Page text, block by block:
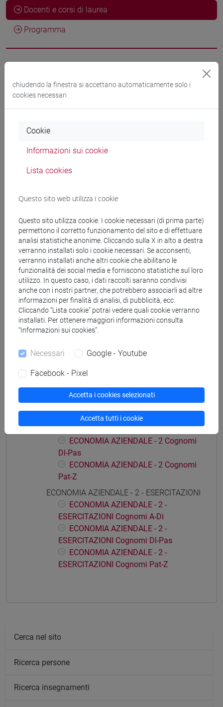
Docenti e corsi di laurea
Programma
VAIA Giovanni
Materiali didattici
Corsi di studio e percorsi
[ET11] ECONOMIA AZIENDALE - Laurea
economia aziendale
Struttura generale dell'insegnamento
ECONOMIA AZIENDALE
ECONOMIA AZIENDALE - 1
ECONOMIA AZIENDALE - 1 Cognomi
ECONOMIA AZIENDALE - 1 Cognomi
ECONOMIA AZIENDALE - 1 Cognomi
Pat-Z
ECONOMIA AZIENDALE - 2
ECONOMIA AZIENDALE - 2 Cognomi
A-Di
ECONOMIA AZIENDALE - 2 Cognomi
Dl-Pas
ECONOMIA AZIENDALE - 2 Cognomi
Pat-Z
ECONOMIA AZIENDALE - 2 - ESERCITAZIONI
ECONOMIA AZIENDALE - 2 -
ESERCITAZIONI Cognomi A-Di
ECONOMIA AZIENDALE - 2 -
ESERCITAZIONI Cognomi Dl-Pas
ECONOMIA AZIENDALE - 2 -
ESERCITAZIONI Cognomi Pat-Z
Cerca nel sito
Ricerca persone
Ricerca insegnamenti
chiudendo la finestra si accettano automaticamente solo i
cookies necessari
Cookie
Informazioni sui cookie
Lista cookies
Questo sito web utilizza i cookie
Questo sito utilizza cookie. I cookie necessari (di prima parte)
permettono il corretto funzionamento del sito e di effettuare
analisi statistiche anonime. Cliccando sulla X in alto a destra
verranno installati solo i cookie necessari. Se acconsenti,
verranno installati anche altri cookie che abilitano le
funzionalità dei social media e forniscono statistiche sul loro
utilizzo. In questo caso, i dati raccolti saranno condivisi
anche con i nostri partner, che potrebbero associarli ad altre
informazioni per finalità di analisi, di pubblicità, ecc.
Cliccando “Lista cookie” potrai vedere quali cookie verranno
installati. Per ottenere maggiori informazioni consulta
“Informazioni sui cookies”.
Necessari Google - Youtube
Facebook - Pixel
Accetta i cookies selezionati
Accetta tutti i cookie